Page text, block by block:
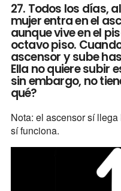
27. Todos los días,
mujer entra en el
aunque vive en el
octavo piso.
ascensor y sube
Ella no quiere subir
sin embargo, no
qué?
Nota: el ascensor sí
sí funciona.